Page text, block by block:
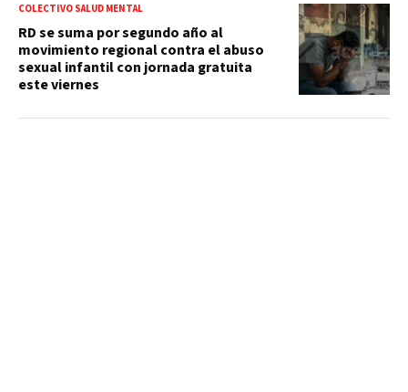
COLECTIVO SALUD MENTAL
RD se suma por segundo año al
movimiento regional contra el abuso
sexual infantil con jornada gratuita
este viernes